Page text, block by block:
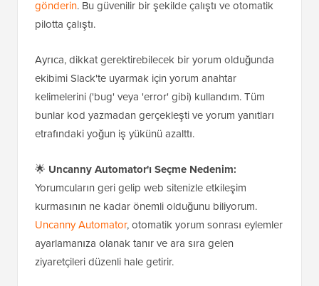
gönderin. Bu güvenilir bir şekilde çalıştı ve otomatik
pilotta çalıştı.
Ayrıca, dikkat gerektirebilecek bir yorum olduğunda
ekibimi Slack'te uyarmak için yorum anahtar
kelimelerini ('bug' veya 'error' gibi) kullandım. Tüm
bunlar kod yazmadan gerçekleşti ve yorum yanıtları
etrafındaki yoğun iş yükünü azalttı.
🌟 Uncanny Automator'ı Seçme Nedenim:
Yorumcuların geri gelip web sitenizle etkileşim
kurmasının ne kadar önemli olduğunu biliyorum.
Uncanny Automator, otomatik yorum sonrası eylemler
ayarlamanıza olanak tanır ve ara sıra gelen
ziyaretçileri düzenli hale getirir.